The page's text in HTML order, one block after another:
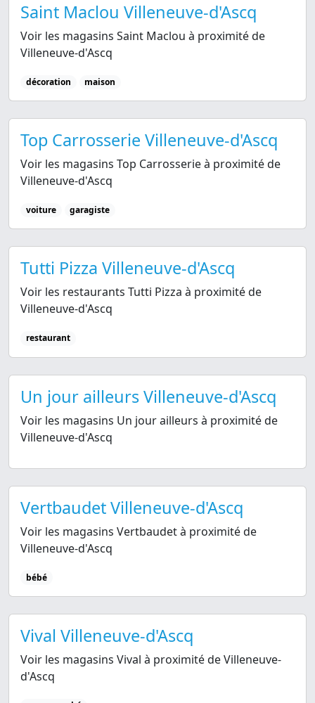
Saint Maclou Villeneuve-d'Ascq
Voir les magasins Saint Maclou à proximité de
Villeneuve-d'Ascq
décoration maison
Top Carrosserie Villeneuve-d'Ascq
Voir les magasins Top Carrosserie à proximité de
Villeneuve-d'Ascq
voiture garagiste
Tutti Pizza Villeneuve-d'Ascq
Voir les restaurants Tutti Pizza à proximité de
Villeneuve-d'Ascq
restaurant
Un jour ailleurs Villeneuve-d'Ascq
Voir les magasins Un jour ailleurs à proximité de
Villeneuve-d'Ascq
Vertbaudet Villeneuve-d'Ascq
Voir les magasins Vertbaudet à proximité de
Villeneuve-d'Ascq
bébé
Vival Villeneuve-d'Ascq
Voir les magasins Vival à proximité de Villeneuve-
d'Ascq